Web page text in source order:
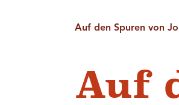
Auf den Spuren von
Auf